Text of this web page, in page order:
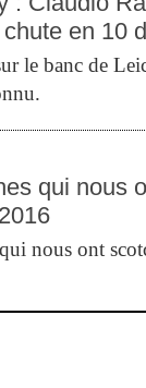
en 10
le banc de
qui nous
nous ont